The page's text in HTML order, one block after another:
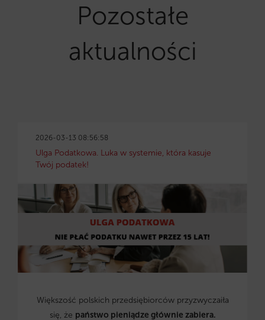
Pozostałe
aktualności
2026-03-13 08:56:58
Ulga Podatkowa. Luka w systemie, która kasuje
Twój podatek!
Większość polskich przedsiębiorców przyzwyczaiła
się, że państwo pieniądze głównie zabiera.